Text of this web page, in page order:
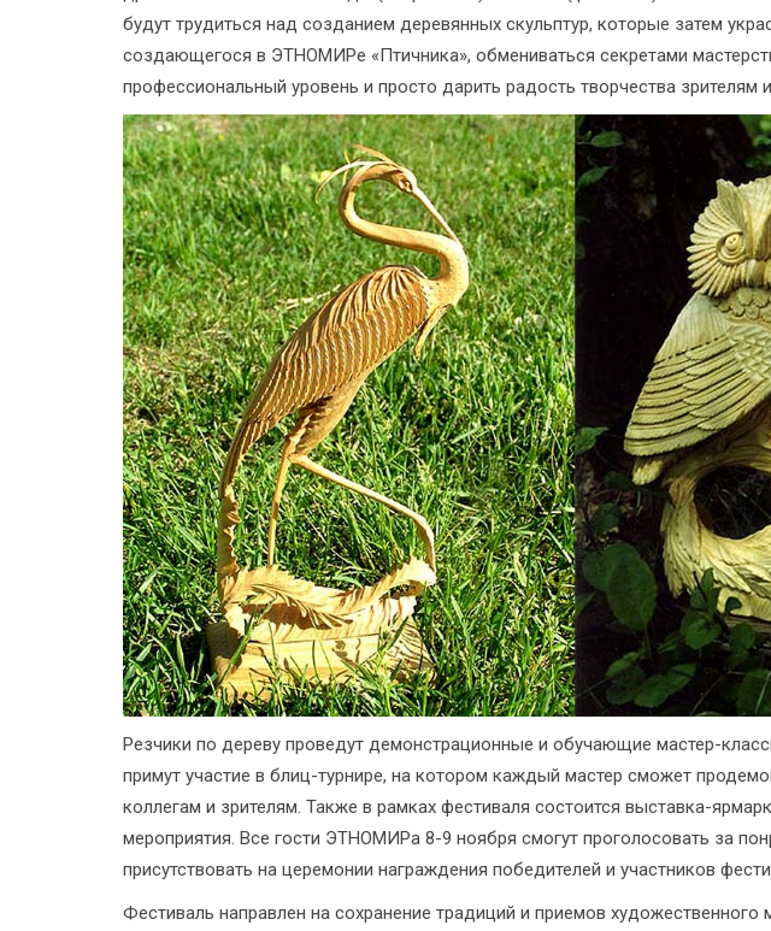
будут трудиться над созданием деревянных скульптур, которые затем
создающегося в ЭТНОМИРе «Птичника», обмениваться секретами
профессиональный уровень и просто дарить радость творчества зрителям и
Резчики по дереву проведут демонстрационные и обучающие мастер-
примут участие в блиц-турнире, на котором каждый мастер сможет
коллегам и зрителям. Также в рамках фестиваля состоится выставка-
мероприятия. Все гости ЭТНОМИРа 8-9 ноября смогут проголосовать за
присутствовать на церемонии награждения победителей и участников
Фестиваль направлен на сохранение традиций и приемов художественного